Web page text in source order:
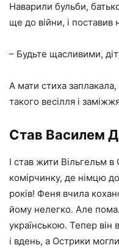
Наварили бульби,
ще до війни, і поставив
– Будьте щасливими,
А мати стиха
такого весілля і
Став Василем
І став жити Вільгельм
комірчинку, де німцю
років! Феня вчила
йому нелегко. Але
українською. Тепер він
і вдень, а Острики